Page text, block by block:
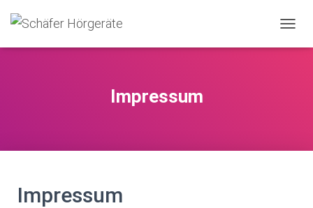
A
N
Impressum
Impressum